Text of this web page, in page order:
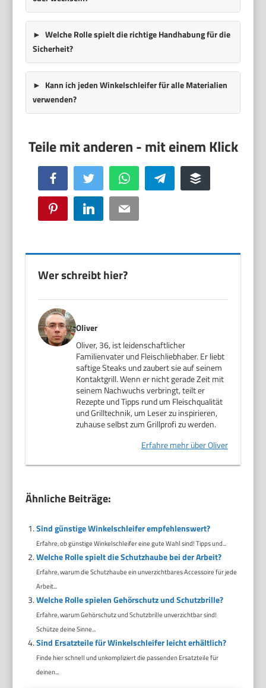
Welche Rolle spielt die richtige Handhabung für die
Sicherheit?
Kann ich jeden Winkelschleifer für alle Materialien
verwenden?
Facebook Twitter WhatsApp Telegram Buffer
Pinterest LinkedIn Email
Wer schreibt hier?
Oliver
Oliver, 36, ist leidenschaftlicher
Familienvater und Fleischliebhaber. Er liebt
saftige Steaks und zaubert sie auf seinem
Kontaktgrill. Wenn er nicht gerade Zeit mit
seinem Nachwuchs verbringt, teilt er
Rezepte und Tipps rund um Fleischqualität
und Grilltechnik, um Leser zu inspirieren,
zuhause selbst zum Grillprofi zu werden.
Erfahre mehr über Oliver
Ähnliche Beiträge:
Sind günstige Winkelschleifer empfehlenswert?
Erfahre, ob günstige Winkelschleifer eine gute Wahl sind! Tipps und...
Welche Rolle spielt die Schutzhaube bei der Arbeit?
Erfahre, warum die Schutzhaube ein unverzichtbares Accessoire für jede
Arbeit...
Welche Rolle spielen Gehörschutz und Schutzbrille?
Erfahre, warum Gehörschutz und Schutzbrille unverzichtbar sind!
Schütze deine Sinne...
Sind Ersatzteile für Winkelschleifer leicht erhältlich?
Finde hier schnell und unkompliziert die passenden Ersatzteile für
deinen...